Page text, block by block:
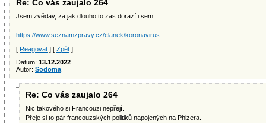
Re: Co vás zaujalo 264
Jsem zvědav, za jak dlouho to zas dorazí i sem...
https://www.seznamzpravy.cz/clanek/koronavirus...
[ Reagovat ] [ Zpět ]
Datum: 13.12.2022
Autor: Sodoma
Re: Co vás zaujalo 264
Nic takového si Francouzi nepřejí.
Přeje si to pár francouzských politiků napojených na Phizera.